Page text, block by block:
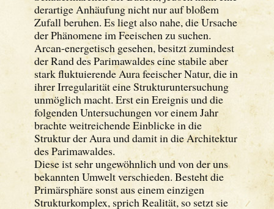
derartige Anhäufung nicht nur auf bloßem
Zufall beruhen. Es liegt also nahe, die Ursache
der Phänomene im Feeischen zu suchen.
Arcan-energetisch gesehen, besitzt zumindest
der Rand des Parimawaldes eine stabile aber
stark fluktuierende Aura feeischer Natur, die in
ihrer Irregularität eine Strukturuntersuchung
unmöglich macht. Erst ein Ereignis und die
folgenden Untersuchungen vor einem Jahr
brachte weitreichende Einblicke in die
Struktur der Aura und damit in die Architektur
des Parimawaldes.
Diese ist sehr ungewöhnlich und von der uns
bekannten Umwelt verschieden. Besteht die
Primärsphäre sonst aus einem einzigen
Strukturkomplex, sprich Realität, so setzt sie